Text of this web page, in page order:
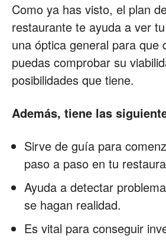
Como ya has visto, el plan
restaurante te ayuda a ver
una óptica general para que
puedas comprobar su
posibilidades que tiene.
Además, tiene las
Sirve de guía para
paso a paso en tu
Ayuda a detectar
se hagan realidad.
Es vital para conseguir